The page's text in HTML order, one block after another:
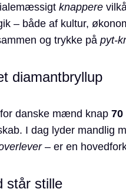
knappere
– både af kultur,
og trykke på pyt-
diamantbryllup
danske mænd knap 70
I dag lyder mandlig
– er en
står stille